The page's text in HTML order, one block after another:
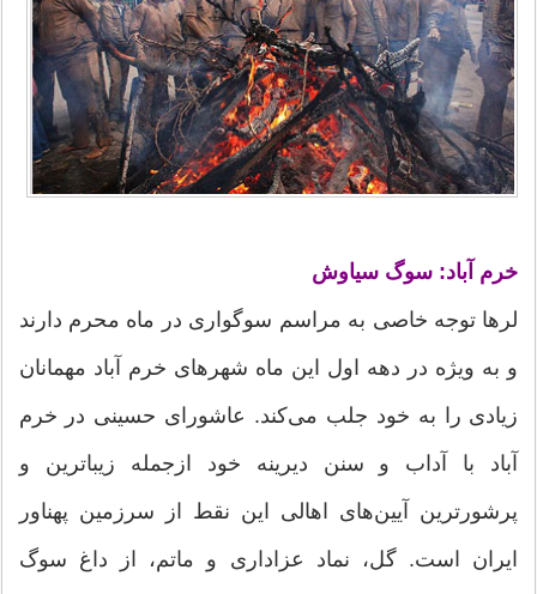
خرم آباد: سوگ سیاوش
لرها توجه خاصی به مراسم سوگواری در ماه محرم دارند
و به ویژه در دهه اول این ماه شهر‌های خرم آباد مهمانان
زیادی را به خود جلب می‌کند. عاشورای حسینی در خرم
آباد با آداب و سنن دیرینه خود ازجمله زیباترین و
پرشورترین آیین‌های اهالی این نقط از سرزمین پهناور
ایران است. گل، نماد عزاداری و ماتم، از داغ سوگ